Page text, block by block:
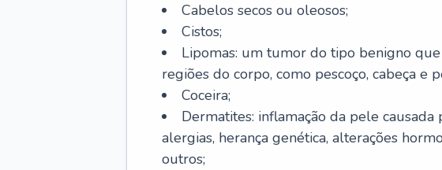
Cabelos secos ou oleosos;
Cistos;
Lipomas: um tumor do tipo benigno
regiões do corpo, como pescoço, cabeça e
Coceira;
Dermatites: inflamação da pele
alergias, herança genética, alterações
outros;